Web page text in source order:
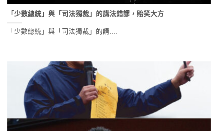
「少數總統」與「司法獨裁」的講法錯謬，貽笑大方
「少數總統」與「司法獨裁」的講....